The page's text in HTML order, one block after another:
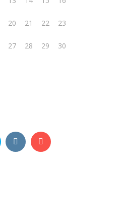
20 21 22 23
27 28 29 30